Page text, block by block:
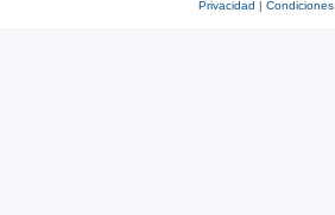
Privacidad | Condiciones